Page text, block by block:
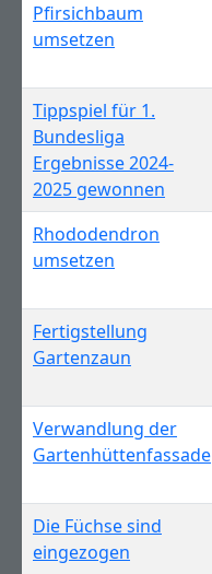
Pfirsichbaum
umsetzen
Tippspiel für 1.
Bundesliga
Ergebnisse 2024-
2025 gewonnen
Rhododendron
umsetzen
Fertigstellung
Gartenzaun
Verwandlung der
Gartenhüttenfassade
Die Füchse sind
eingezogen